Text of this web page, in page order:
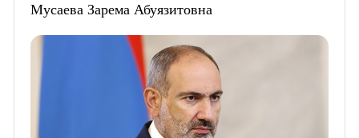
Мусаева Зарема Абуязитовна